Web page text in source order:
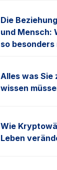
Die
und Mensch:
so
Alles was Sie
wissen
Wie
Leben